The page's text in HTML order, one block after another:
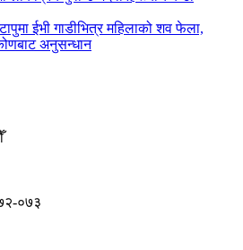
ईभी गाडीभित्र महिलाको शव फेला,
अनुसन्धान
०७३